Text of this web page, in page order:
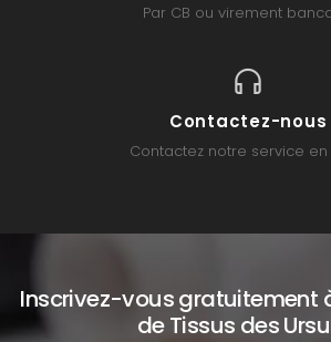
Par CB ou virement
Contactez-nous
Contactez notre service
Inscrivez-vous gratuitement
de Tissus des